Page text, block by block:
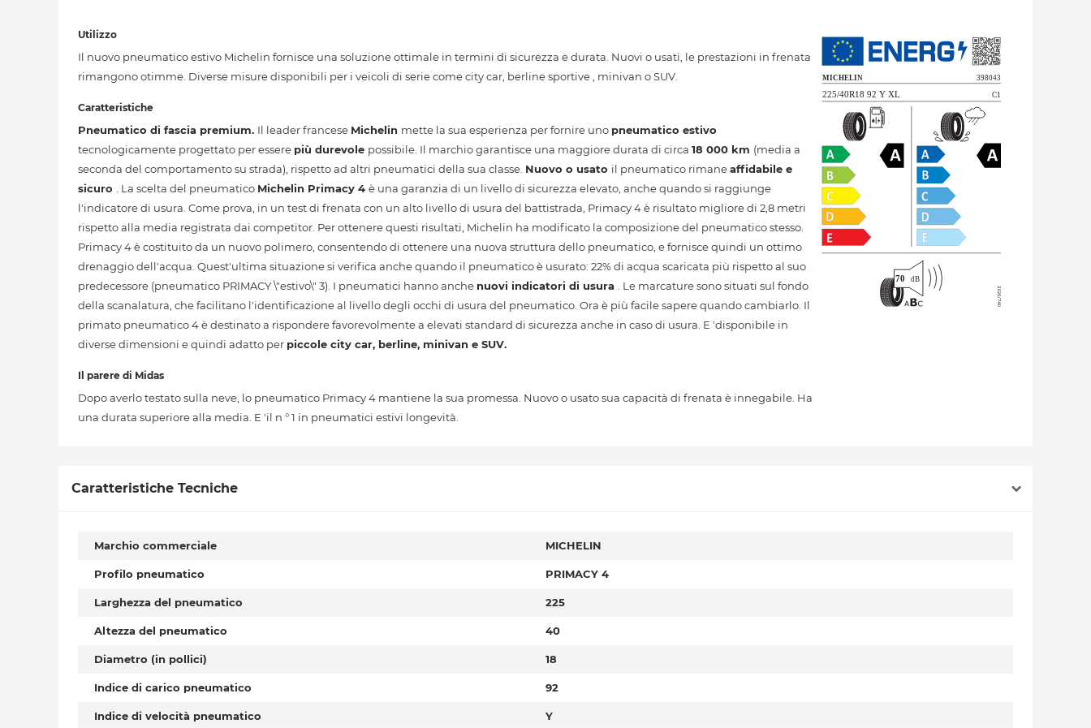
Utilizzo
Il nuovo pneumatico estivo Michelin fornisce una soluzione ottimale in termini di sicurezza e durata. Nuovi o usati, le prestazioni in frenata
rimangono otimme. Diverse misure disponibili per i veicoli di serie come city car, berline sportive , minivan o SUV.
Caratteristiche
Pneumatico di fascia premium. Il leader francese Michelin mette la sua esperienza per fornire uno pneumatico estivo
tecnologicamente progettato per essere più durevole possibile. Il marchio garantisce una maggiore durata di circa 18 000 km (media a
seconda del comportamento su strada), rispetto ad altri pneumatici della sua classe. Nuovo o usato il pneumatico rimaneaffidabile e
sicuro
. La scelta del pneumatico Michelin Primacy 4 è una garanzia di un livello di sicurezza elevato, anche quando si raggiunge
l'indicatore di usura. Come prova, in un test di frenata con un alto livello di usura del battistrada, Primacy 4 è risultato migliore di 2,8 metri
rispetto alla media registrata dai competitor. Per ottenere questi risultati, Michelin ha modificato la composizione del pneumatico stesso.
Primacy 4 è costituito da un nuovo polimero, consentendo di ottenere una nuova struttura dello pneumatico, e fornisce quindi un ottimo
drenaggio dell'acqua. Quest'ultima situazione si verifica anche quando il pneumatico è usurato: 22% di acqua scaricata più rispetto al suo
predecessore (pneumatico PRIMACY \"estivo\" 3). I pneumatici hanno anche nuovi indicatori di usura
. Le marcature sono situati sul fondo
della scanalatura, che facilitano l'identificazione al livello degli occhi di usura del pneumatico. Ora è più facile sapere quando cambiarlo. Il
primato pneumatico 4 è destinato a rispondere favorevolmente a elevati standard di sicurezza anche in caso di usura. E 'disponibile in
diverse dimensioni e quindi adatto per piccole city car, berline, minivan e SUV.
Il parere di Midas
Dopo averlo testato sulla neve, lo pneumatico Primacy 4 mantiene la sua promessa. Nuovo o usato sua capacità di frenata è innegabile. Ha
una durata superiore alla media. E 'il n ° 1 in pneumatici estivi longevità.
Caratteristiche Tecniche
Marchio commerciale MICHELIN
Profilo pneumatico PRIMACY 4
Larghezza del pneumatico 225
Altezza del pneumatico 40
Diametro (in pollici) 18
Indice di carico pneumatico 92
Indice di velocità pneumatico Y